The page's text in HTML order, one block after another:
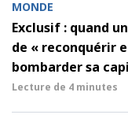
MONDE
Exclusif : quand
de « reconquérir
bombarder sa
Lecture de 4 minutes